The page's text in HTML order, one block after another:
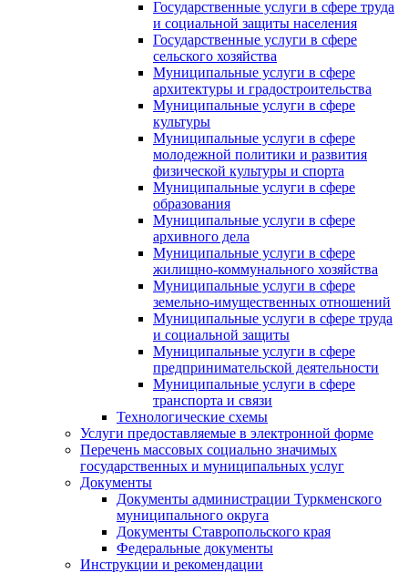
Государственные услуги в сфере труда
и социальной защиты населения
Государственные услуги в сфере
сельского хозяйства
Муниципальные услуги в сфере
архитектуры и градостроительства
Муниципальные услуги в сфере
культуры
Муниципальные услуги в сфере
молодежной политики и развития
физической культуры и спорта
Муниципальные услуги в сфере
образования
Муниципальные услуги в сфере
архивного дела
Муниципальные услуги в сфере
жилищно-коммунального хозяйства
Муниципальные услуги в сфере
земельно-имущественных отношений
Муниципальные услуги в сфере труда
и социальной защиты
Муниципальные услуги в сфере
предпринимательской деятельности
Муниципальные услуги в сфере
транспорта и связи
Технологические схемы
Услуги предоставляемые в электронной форме
Перечень массовых социально значимых
государственных и муниципальных услуг
Документы
Документы администрации Туркменского
муниципального округа
Документы Ставропольского края
Федеральные документы
Инструкции и рекомендации